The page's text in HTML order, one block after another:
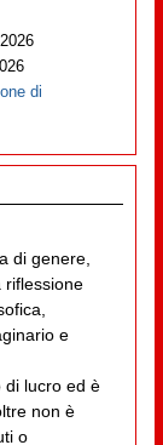
di
di genere,
riflessione
e
di lucro ed è
non è
o